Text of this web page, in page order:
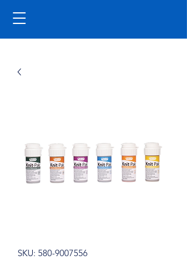
SKU: 580-9007556